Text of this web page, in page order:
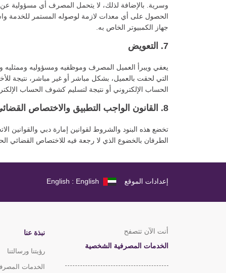
وسرية. بالإضافة لذلك، لا يتحمل المصرف أي مسؤولية
الحصول على أي معدات لازمة لوصوله المستمر للخدمة
جهاز الكمبيوتر الخاص به.
7. التعويض
يعفي ويبرأ العميل المصرف وموظفيه ومسؤوليه وممثليه
التي لحقت بالعميل، بشكل مباشر أو غير مباشر، نتيجة
الحساب الإلكتروني أو نتيجة لتسليم كشوف الحساب
8. القانون الواجب التطبيق والاختصاص القضائي
تخضع هذه البنود والشروط لقوانين إمارة دبي والقوانين
الطرفان بالخضوع الذي لا رجعة فيه للاختصاص القضائي
إعدادات الموقع English : English
أنت الآن تتصفح
الخدمات المصرفية الشخصية
نبذة عنا
رؤيتنا ورسالتنا
الخدمات